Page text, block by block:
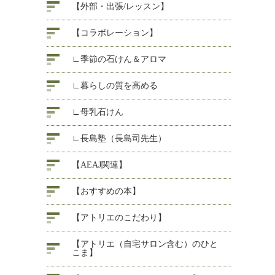
【外部・出張/レッスン】
【コラボレーション】
∟季節の石けん＆アロマ
∟暮らしの質を高める
∟母乳石けん
∟長島塾（長島司先生）
【AEAJ関連】
【おすすめの本】
【アトリエのこだわり】
【アトリエ（自宅サロン含む）のひと
こま】